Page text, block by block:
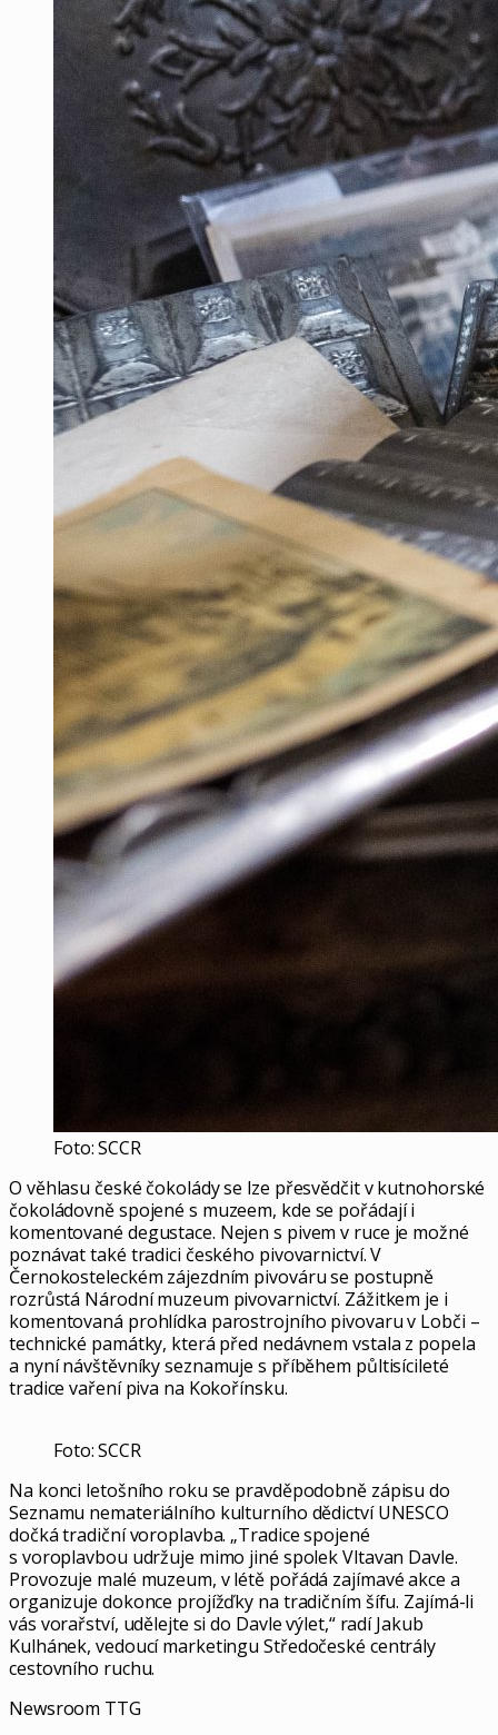
Foto: SCCR
O věhlasu české čokolády se lze přesvědčit v kutnohorské
čokoládovně spojené s muzeem, kde se pořádají i
komentované degustace. Nejen s pivem v ruce je možné
poznávat také tradici českého pivovarnictví. V
Černokosteleckém zájezdním pivováru se postupně
rozrůstá Národní muzeum pivovarnictví. Zážitkem je i
komentovaná prohlídka parostrojního pivovaru v Lobči –
technické památky, která před nedávnem vstala z popela
a nyní návštěvníky seznamuje s příběhem půltisícileté
tradice vaření piva na Kokořínsku.
Foto: SCCR
Na konci letošního roku se pravděpodobně zápisu do
Seznamu nemateriálního kulturního dědictví UNESCO
dočká tradiční voroplavba. „Tradice spojené
s voroplavbou udržuje mimo jiné spolek Vltavan Davle.
Provozuje malé muzeum, v létě pořádá zajímavé akce a
organizuje dokonce projížďky na tradičním šífu. Zajímá-li
vás vorařství, udělejte si do Davle výlet,“ radí Jakub
Kulhánek, vedoucí marketingu Středočeské centrály
cestovního ruchu.
Newsroom TTG